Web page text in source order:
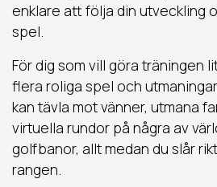
enklare att följa din utveckling
spel.
För dig som vill göra träningen
flera roliga spel och
kan tävla mot vänner, utmana
virtuella rundor på några av
golfbanor, allt medan du slår
rangen.